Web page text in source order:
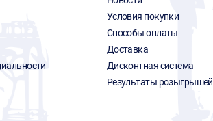
Условия покупки
Способы оплаты
Доставка
Дисконтная система
Результаты розыгрышей